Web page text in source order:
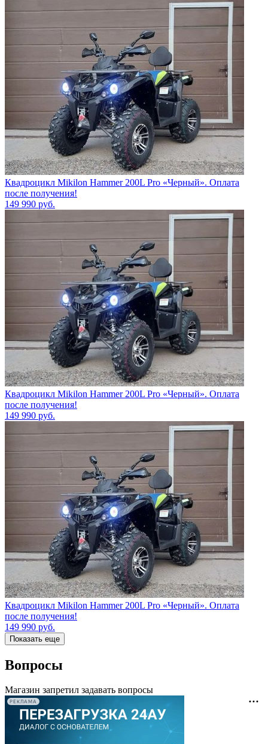
Квадроцикл Mikilon Hammer 200L Pro «Черный». Оплата
после получения!
149 990 руб.
Квадроцикл Mikilon Hammer 200L Pro «Черный». Оплата
после получения!
149 990 руб.
Квадроцикл Mikilon Hammer 200L Pro «Черный». Оплата
после получения!
149 990 руб.
Показать еще
Вопросы
Магазин запретил задавать вопросы
РЕКЛАМА